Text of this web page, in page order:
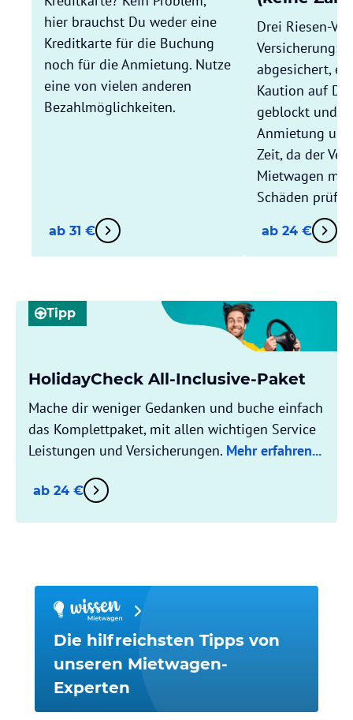
hier brauchst Du weder eine
Kreditkarte für die Buchung
noch für die Anmietung. Nutze
eine von vielen anderen
Bezahlmöglichkeiten.
ab 31 €
Drei Riesen-
Versicherung:
abgesichert,
Kaution auf
geblockt und
Anmietung
Zeit, da der
Mietwagen
Schäden prüft.
ab 24 €
Tipp
HolidayCheck All-Inclusive-Paket
Mache dir weniger Gedanken und buche einfach
das Komplettpaket, mit allen wichtigen Service
Leistungen und Versicherungen. Mehr erfahren...
ab 24 €
Die hilfreichsten Tipps von
unseren Mietwagen-
Experten